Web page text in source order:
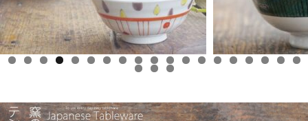
0 1 2 3 4 5 6 7 8 9
0 1 2